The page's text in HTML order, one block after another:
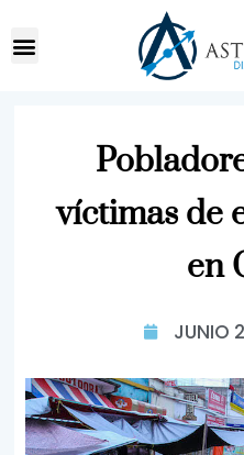
víctimas de
en
JUNIO